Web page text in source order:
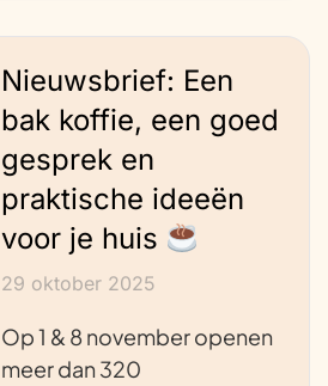
Nieuwsbrief: Een
bak koffie, een goed
gesprek en
praktische ideeën
voor je huis
29 oktober 2025
Op 1 & 8 november openen
meer dan 320